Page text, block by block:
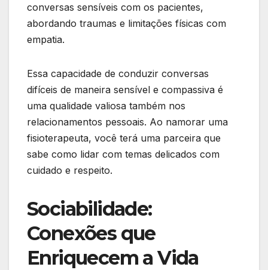
conversas sensíveis com os pacientes,
abordando traumas e limitações físicas com
empatia.
Essa capacidade de conduzir conversas
difíceis de maneira sensível e compassiva é
uma qualidade valiosa também nos
relacionamentos pessoais. Ao namorar uma
fisioterapeuta, você terá uma parceira que
sabe como lidar com temas delicados com
cuidado e respeito.
Sociabilidade:
Conexões que
Enriquecem a Vida